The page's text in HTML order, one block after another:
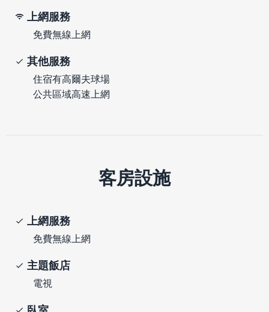
上網服務
免費無線上網
其他服務
住宿有高爾夫球場
公共區域高速上網
客房設施
上網服務
免費無線上網
主題飯店
電視